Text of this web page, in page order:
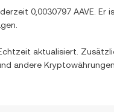
0,0030797 AAVE . Er
aktualisiert.
andere